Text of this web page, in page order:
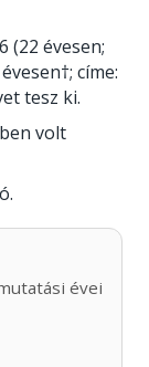
(22 évesen;
címe:
tesz ki.
volt
évei